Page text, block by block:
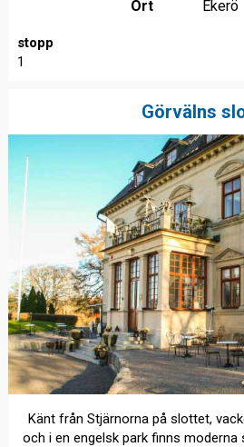
Ort Ekerö
stopp
1
Görvälns
Känt från Stjärnorna på slottet,
och i en engelsk park finns moderna